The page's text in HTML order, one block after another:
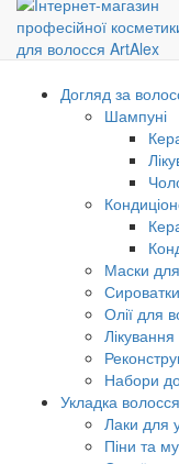
Догляд за
Шампуні
Маски
Олії для
Набори
Укладка волосся
Лаки для
Піни та